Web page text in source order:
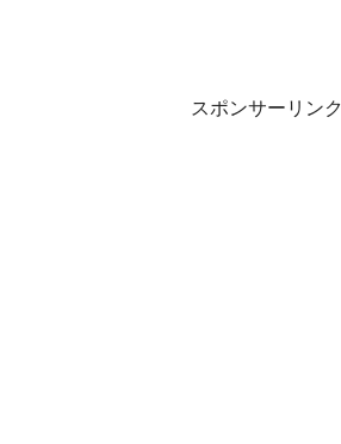
スポンサーリンク